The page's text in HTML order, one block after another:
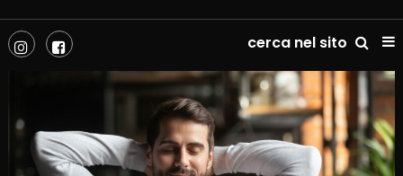
Life is better after divorce –
LIBAD
cerca nel sito